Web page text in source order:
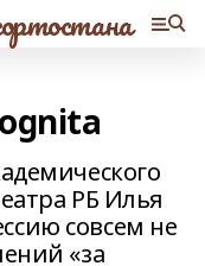
РБ Илья
совсем не
«за